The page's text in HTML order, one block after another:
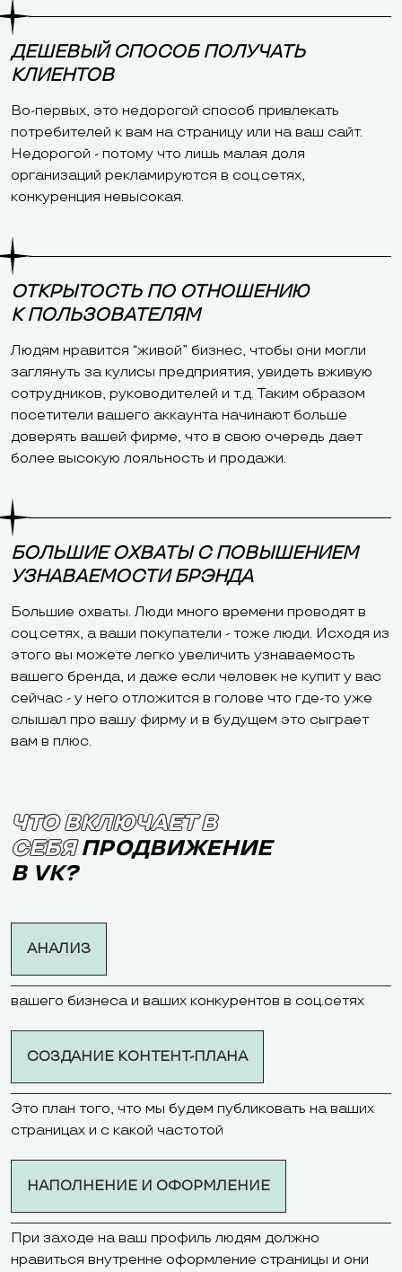
ДЕШЕВЫЙ СПОСОБ ПОЛУЧАТЬ
КЛИЕНТОВ
Во-первых, это недорогой способ привлекать
потребителей к вам на страницу или на ваш сайт.
Недорогой - потому что лишь малая доля
организаций рекламируются в соц.сетях,
конкуренция невысокая.
ОТКРЫТОСТЬ ПО ОТНОШЕНИЮ
К ПОЛЬЗОВАТЕЛЯМ
Людям нравится “живой” бизнес, чтобы они могли
заглянуть за кулисы предприятия, увидеть вживую
сотрудников, руководителей и т.д. Таким образом
посетители вашего аккаунта начинают больше
доверять вашей фирме, что в свою очередь дает
более высокую лояльность и продажи.
БОЛЬШИЕ ОХВАТЫ С ПОВЫШЕНИЕМ
УЗНАВАЕМОСТИ БРЭНДА
Большие охваты. Люди много времени проводят в
соц.сетях, а ваши покупатели - тоже люди. Исходя из
этого вы можете легко увеличить узнаваемость
вашего бренда, и даже если человек не купит у вас
сейчас - у него отложится в голове что где-то уже
слышал про вашу фирму и в будущем это сыграет
вам в плюс.
ЧТО ВКЛЮЧАЕТ В
СЕБЯПРОДВИЖЕНИЕ
В VK?
АНАЛИЗ
вашего бизнеса и ваших конкурентов в соц.сетях
СОЗДАНИЕ КОНТЕНТ-ПЛАНА
Это план того, что мы будем публиковать на ваших
страницах и с какой частотой
НАПОЛНЕНИЕ И ОФОРМЛЕНИЕ
При заходе на ваш профиль людям должно
нравиться внутренне оформление страницы и они